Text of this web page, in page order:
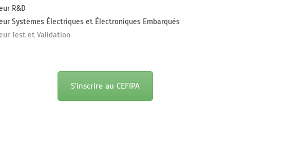
R&D
Systèmes Électriques et Électroniques Embarqués
Test et Validation
S'inscrire au CEFIPA